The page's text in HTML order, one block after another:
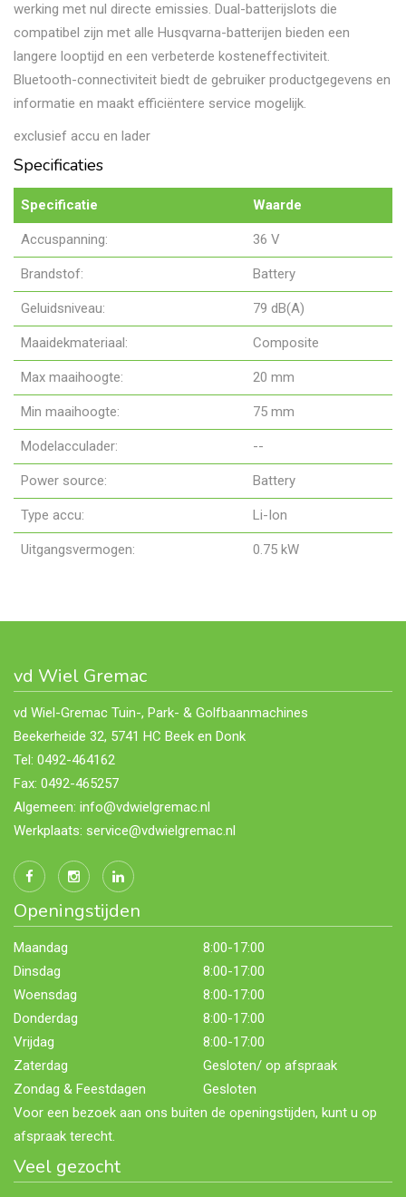
werking met nul directe emissies. Dual-batterijslots die
compatibel zijn met alle Husqvarna-batterijen bieden een
langere looptijd en een verbeterde kosteneffectiviteit.
Bluetooth-connectiviteit biedt de gebruiker productgegevens en
informatie en maakt efficiëntere service mogelijk.
exclusief accu en lader
Specificaties
Specificatie Waarde
Accuspanning: 36 V
Brandstof: Battery
Geluidsniveau: 79 dB(A)
Maaidekmateriaal: Composite
Max maaihoogte: 20 mm
Min maaihoogte: 75 mm
Modelacculader: --
Power source: Battery
Type accu: Li-Ion
Uitgangsvermogen: 0.75 kW
vd Wiel Gremac
vd Wiel-Gremac Tuin-, Park- & Golfbaanmachines
Beekerheide 32, 5741 HC Beek en Donk
Tel: 0492-464162
Fax: 0492-465257
Algemeen: info@vdwielgremac.nl
Werkplaats: service@vdwielgremac.nl
Openingstijden
Maandag
8:00-17:00
Dinsdag
8:00-17:00
Woensdag
8:00-17:00
Donderdag
8:00-17:00
Vrijdag
8:00-17:00
Zaterdag
Gesloten/ op afspraak
Zondag & Feestdagen
Gesloten
Voor een bezoek aan ons buiten de openingstijden, kunt u op
afspraak terecht.
Veel gezocht